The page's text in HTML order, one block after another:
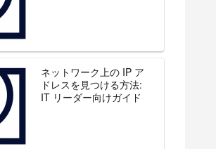
ネットワーク上の IP ア
ドレスを見つける方法:
IT リーダー向けガイド